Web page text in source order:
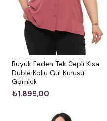
Büyük Beden Tek Cepli Kısa
Duble Kollu Gül Kurusu
Gömlek
₺1.899,00